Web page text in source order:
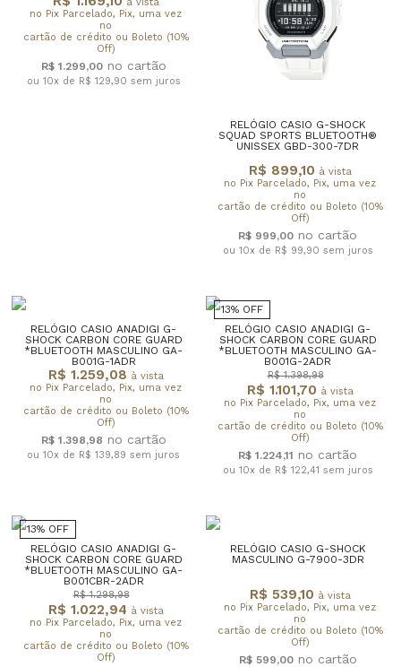
no Pix Parcelado, Pix, uma vez
no
cartão de crédito ou Boleto (10%
Off)
R$ 1.299,00
ou 10x de R$ 129,90 sem juros
RELÓGIO CASIO G-SHOCK
SQUAD SPORTS BLUETOOTH®
UNISSEX GBD-300-7DR
R$ 899,10 à vista
no Pix Parcelado, Pix, uma vez
no
cartão de crédito ou Boleto (10%
Off)
R$ 999,00
ou 10x de R$ 99,90 sem juros
RELÓGIO CASIO ANADIGI G-
SHOCK CARBON CORE GUARD
*BLUETOOTH MASCULINO GA-
B001G-1ADR
R$ 1.259,08 à vista
no Pix Parcelado, Pix, uma vez
no
cartão de crédito ou Boleto (10%
Off)
R$ 1.398,98
ou 10x de R$ 139,89 sem juros
13% OFF
RELÓGIO CASIO ANADIGI G-
SHOCK CARBON CORE GUARD
*BLUETOOTH MASCULINO GA-
B001G-2ADR
R$ 1.101,70 à vista
no Pix Parcelado, Pix, uma vez
no
cartão de crédito ou Boleto (10%
Off)
R$ 1.398,98
R$ 1.224,11
ou 10x de R$ 122,41 sem juros
13% OFF
RELÓGIO CASIO ANADIGI G-
SHOCK CARBON CORE GUARD
*BLUETOOTH MASCULINO GA-
B001CBR-2ADR
R$ 1.022,94 à vista
no Pix Parcelado, Pix, uma vez
no
cartão de crédito ou Boleto (10%
Off)
R$ 1.298,98
RELÓGIO CASIO G-SHOCK
MASCULINO G-7900-3DR
R$ 539,10 à vista
no Pix Parcelado, Pix, uma vez
no
cartão de crédito ou Boleto (10%
Off)
R$ 599,00